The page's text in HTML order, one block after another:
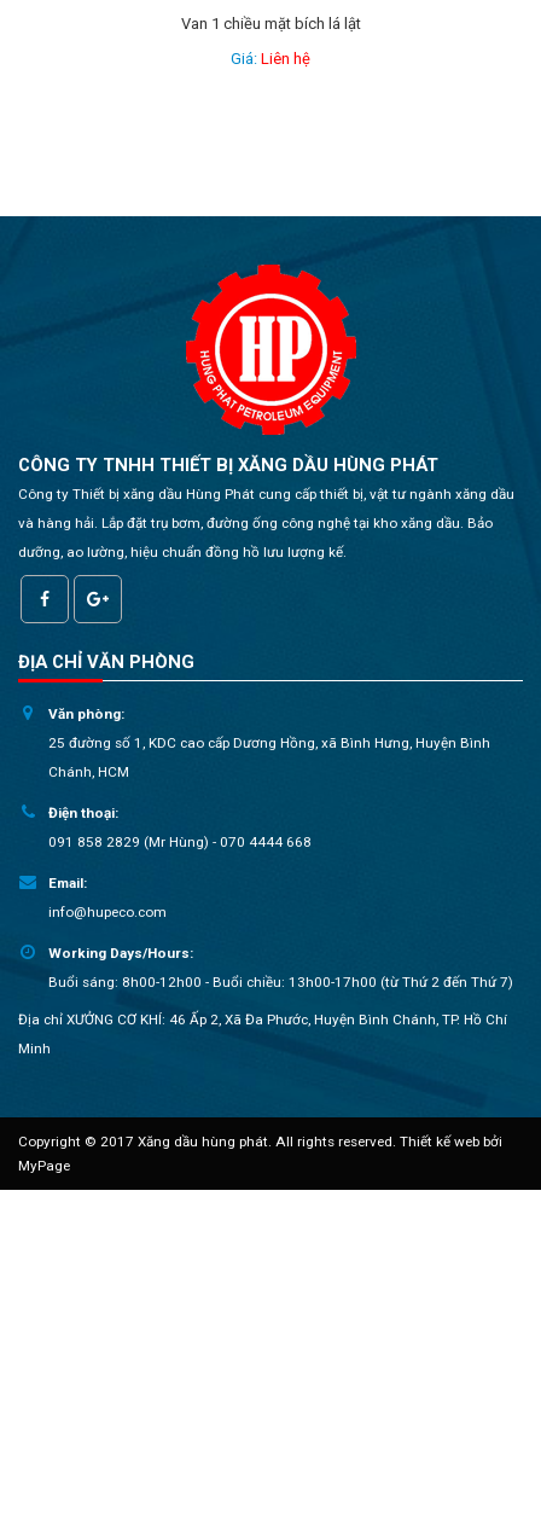
Van 1 chiều mặt bích lá lật
Giá: Liên hệ
CÔNG TY TNHH THIẾT BỊ XĂNG DẦU HÙNG PHÁT
Công ty Thiết bị xăng dầu Hùng Phát cung cấp thiết bị, vật tư ngành xăng dầu
và hàng hải. Lắp đặt trụ bơm, đường ống công nghệ tại kho xăng dầu. Bảo
dưỡng, ao lường, hiệu chuẩn đồng hồ lưu lượng kế.
ĐỊA CHỈ VĂN PHÒNG
Văn phòng:
25 đường số 1, KDC cao cấp Dương Hồng, xã Bình Hưng, Huyện Bình
Chánh, HCM
Điện thoại:
091 858 2829 (Mr Hùng) - 070 4444 668
Email:
info@hupeco.com
Working Days/Hours:
Buổi sáng: 8h00-12h00 - Buổi chiều: 13h00-17h00 (từ Thứ 2 đến Thứ 7)
Địa chỉ XƯỞNG CƠ KHÍ: 46 Ấp 2, Xã Đa Phước, Huyện Bình Chánh, TP. Hồ Chí
Minh
Copyright © 2017 Xăng dầu hùng phát. All rights reserved. Thiết kế web bởi
MyPage